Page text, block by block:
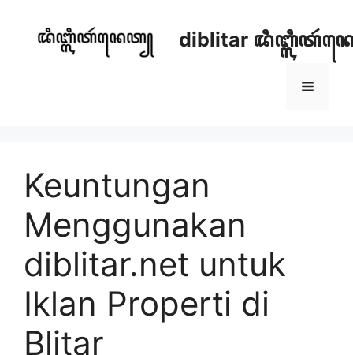
content
diblitar
Menu
Keuntungan
Menggunakan
diblitar.net untuk
Iklan Properti di
Blitar